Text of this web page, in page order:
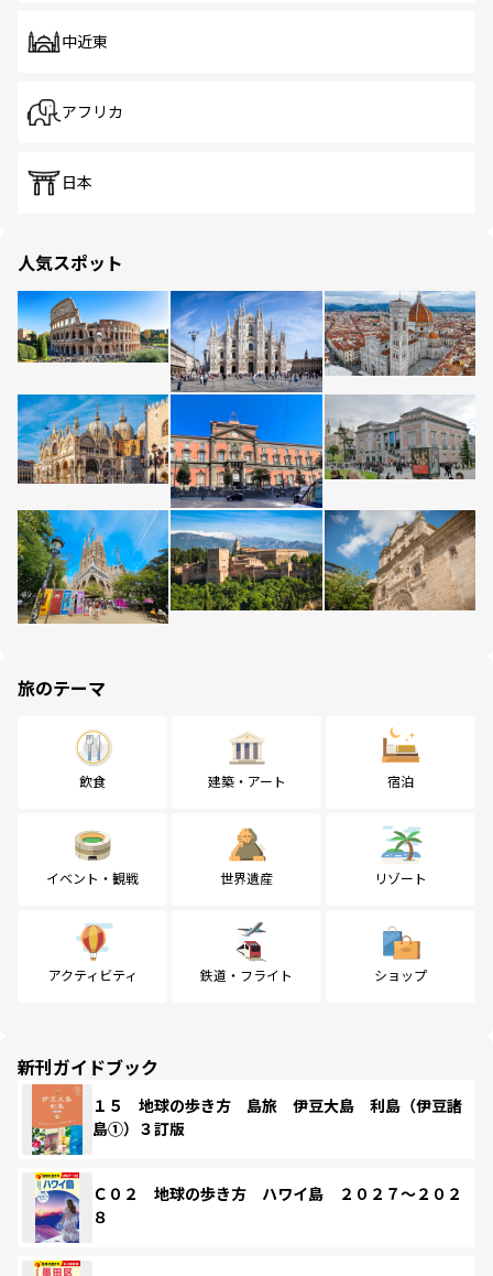
中近東
アフリカ
日本
人気スポット
旅のテーマ
飲食 建築・アート 宿泊
イベント・観戦 世界遺産 リゾート
アクティビティ 鉄道・フライト ショップ
新刊ガイドブック
１５ 地球の歩き方 島旅 伊豆大島 利島（伊豆諸
島①）３訂版
Ｃ０２ 地球の歩き方 ハワイ島 ２０２７～２０２
８